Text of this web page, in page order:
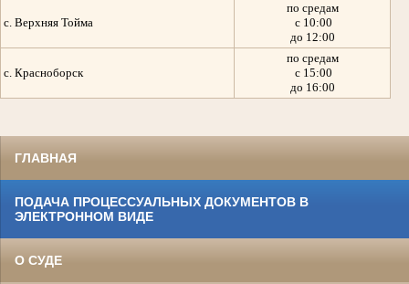
с. Верхняя Тойма
по средам
с 10:00
до 12:00
с. Красноборск
по средам
с 15:00
до 16:00
ГЛАВНАЯ
ПОДАЧА ПРОЦЕССУАЛЬНЫХ ДОКУМЕНТОВ В
ЭЛЕКТРОННОМ ВИДЕ
О СУДЕ